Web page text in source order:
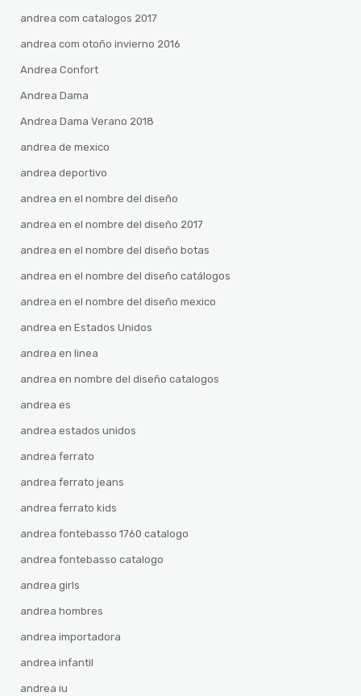
andrea com catalogos 2017
andrea com otoño invierno 2016
Andrea Confort
Andrea Dama
Andrea Dama Verano 2018
andrea de mexico
andrea deportivo
andrea en el nombre del diseño
andrea en el nombre del diseño 2017
andrea en el nombre del diseño botas
andrea en el nombre del diseño catálogos
andrea en el nombre del diseño mexico
andrea en Estados Unidos
andrea en linea
andrea en nombre del diseño catalogos
andrea es
andrea estados unidos
andrea ferrato
andrea ferrato jeans
andrea ferrato kids
andrea fontebasso 1760 catalogo
andrea fontebasso catalogo
andrea girls
andrea hombres
andrea importadora
andrea infantil
andrea iu